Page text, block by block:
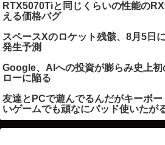
RTX5070Tiと同じくらいの性能の
える価格バグ
スペースXのロケット残骸、8月5日
発生予測
Google、AIへの投資が膨らみ史上
ローに陥る
友達とPCで遊んでるんだがキーボ
いゲームでも頑なにパッド使いたが